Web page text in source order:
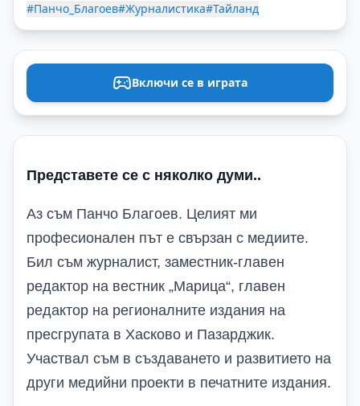
#Панчо_Благоев#Журналистика#Тайланд
Включи се в играта
Представете се с няколко думи..
Аз съм Панчо Благоев. Целият ми
професионален път е свързан с медиите.
Бил съм журналист, заместник-главен
редактор на вестник „Марица“, главен
редактор на регионалните издания на
пресгрупата в Хасково и Пазарджик.
Участвал съм в създаването и развитието на
други медийни проекти в печатните издания.